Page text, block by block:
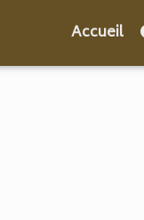
Accueil